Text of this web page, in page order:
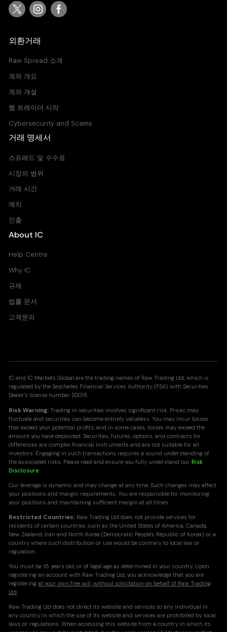
외환거래
Raw Spread 소개
계좌 개요
계좌 개설
웹 트레이더 시작
Cybersecurity and Scams
거래 명세서
스프레드 및 수수료
시장의 범위
거래 시간
예치
인출
About IC
Help Centre
Why IC
규제
법률 문서
고객문의
IC and IC Markets Global are the trading names of Raw Trading Ltd, which is
regulated by the Seychelles Financial Services Authority (FSA) with Securities
Dealer's license number SD018.
Risk Warning: Trading in securities involves significant risk. Prices may
fluctuate and securities can become entirely valueless. You may incur losses
that exceed your potential profits, and in some cases, losses may exceed the
amount you have deposited. Securities, futures, options, and contracts for
differences are complex financial instruments and are not suitable for all
investors. Engaging in such transactions requires a sound understanding of
the associated risks. Please read and ensure you fully understand ourRisk
Disclosure.
Our leverage is dynamic and may change at any time. Such changes may affect
your positions and margin requirements. You are responsible for monitoring
your positions and maintaining sufficient margin at all times.
Restricted Countries: Raw Trading Ltd does not provide services for
residents of certain countries such as the United States of America, Canada,
New Zealand, Iran and North Korea (Democratic People's Republic of Korea) or a
country where such distribution or use would be contrary to local law or
regulation.
You must be 18 years old, or of legal age as determined in your country. Upon
registering an account with Raw Trading Ltd, you acknowledge that you are
registeringat your own free will, without solicitation on behalf of Raw Trading
Ltd.
Raw Trading Ltd does not direct its website and services to any individual in
any country in which the use of its website and services are prohibited by local
laws or regulations. When accessing this website from a country in which its